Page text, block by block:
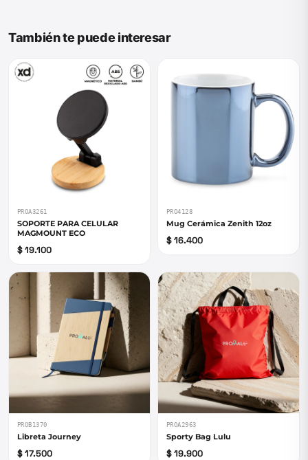
También te puede interesar
PROA3261
SOPORTE PARA CELULAR
MAGMOUNT ECO
$ 19.100
PRO4128
Mug Cerámica Zenith 12oz
$ 16.400
PROB1370
Libreta Journey
$ 17.500
PROA2963
Sporty Bag Lulu
$ 19.900